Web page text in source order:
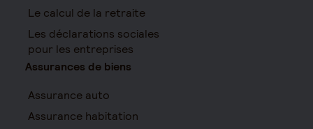
Le calcul de la retraite
Les déclarations sociales
pour les entreprises
Assurances de biens
Assurance auto
Assurance habitation